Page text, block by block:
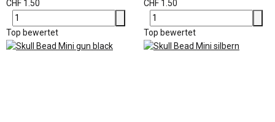
CHF 1.50 CHF 1.50
Top bewertet Top bewertet